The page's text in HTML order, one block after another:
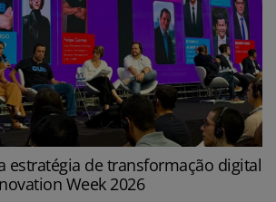
estratégia de transformação digital
Week 2026